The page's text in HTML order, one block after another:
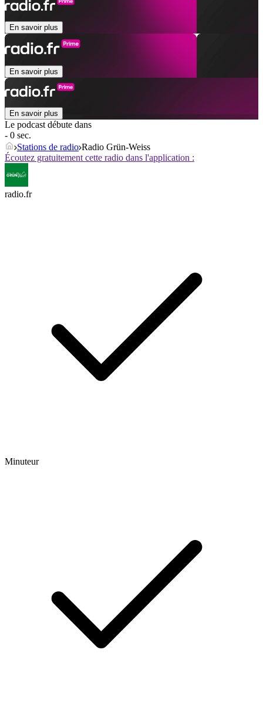
En savoir plus
En savoir plus
En savoir plus
Le podcast débute dans
- 0 sec.
Stations de radio Radio Grün-Weiss
Écoutez gratuitement cette radio dans l'application :
radio.fr
Minuteur